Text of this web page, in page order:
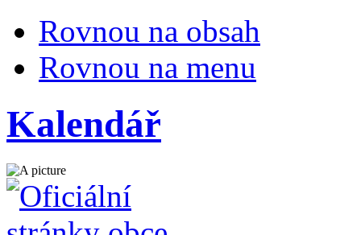
Rovnou na obsah
Rovnou na menu
Kalendář